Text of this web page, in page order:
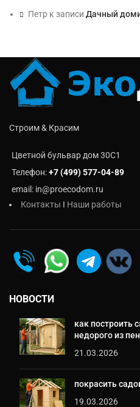
Петр к записи Дачный
Строим & Красим
Цветной бульвар дом 30C1
Телефон:+7 (499) 577-04-89
email: in@proecodom.ru
Контакты I Наши работы
НОВОСТИ
как построить
недорого из
21.03.2026
покрасить
19.03.2026